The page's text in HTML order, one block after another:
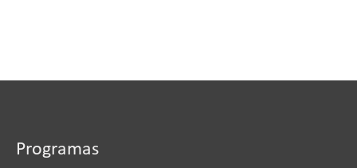
Programas